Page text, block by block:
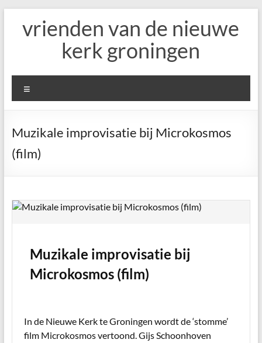
vrienden van de nieuwe
kerk groningen
Muzikale improvisatie bij Microkosmos
(film)
Muzikale improvisatie bij
Microkosmos (film)
In de Nieuwe Kerk te Groningen wordt de ‘stomme’
film Microkosmos vertoond. Gijs Schoonhoven